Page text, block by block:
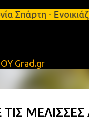
-
Grad.gr